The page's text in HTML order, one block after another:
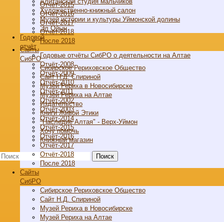
Отчёт-2015
Отчёт-2016
Отчёт-2017
Отчёт-2018
После 2018
Cайты
СибРО
Сибирское Рериховское Общество
Сайт Н.Д. Спириной
Музей Рериха в Новосибирске
Музей Рериха на Алтае
Издательство
Книги Живой Этики
"Наследие Алтая" - Верх-Уймон
Хочу помочь
Книжный магазин
Поиск
Художественно-книжный салон
Музей истории и культуры Уймонской долины
Эл Ойын
Годовой
отчёт
Годовые отчёты СибРО о деятельности на Алтае
Отчёт-2008
Отчёт-2009
Отчёт-2010
Отчёт-2011
Отчёт-2002
Отчёт-2003
Отчёт-2014
Отчёт-2015
Отчёт-2016
Отчёт-2017
Отчёт-2018
После 2018
Cайты
СибРО
Сибирское Рериховское Общество
Сайт Н.Д. Спириной
Музей Рериха в Новосибирске
Музей Рериха на Алтае